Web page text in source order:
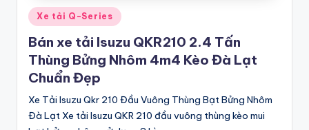
ẻ
C
h
ín
h
H
chính
hãng,
Xe
Du
lịch
MU-
X
Posted
in
Xe tải Q-Series
Bán xe tải Isuzu QKR210 2.4 Tấn
Thùng Bửng Nhôm 4m4 Kèo Đà Lạt
Chuẩn Đẹp
Xe Tải Isuzu Qkr 210 Đầu Vuông Thùng Bạt Bửng Nhôm
Đà Lạt Xe tải Isuzu QKR 210 đầu vuông thùng kèo mui